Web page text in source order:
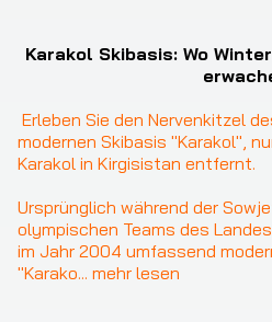
❮
Karakol Skibasis: Wo
Erleben Sie den Nervenkitzel
modernen Skibasis "Karakol",
Karakol in Kirgisistan entfernt.
Ursprünglich während der
olympischen Teams des
im Jahr 2004 umfassend
"Karako... mehr lesen